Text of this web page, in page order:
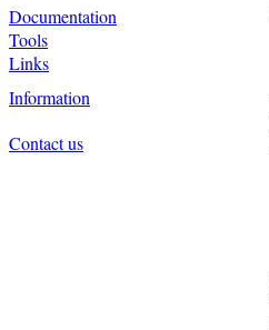
Documentation
Tools
Links
Information
Contact us